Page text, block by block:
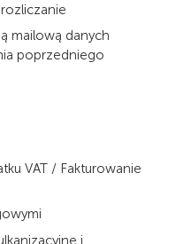
mailową danych
poprzedniego
VAT / Fakturowanie
i